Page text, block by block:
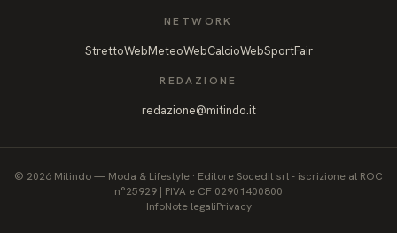
NETWORK
StrettoWebMeteoWebCalcioWebSportFair
REDAZIONE
redazione@mitindo.it
© 2026 Mitindo— Moda & Lifestyle · Editore Socedit srl - iscrizione al ROC
n°25929 | PIVA e CF 02901400800
InfoNote legaliPrivacy